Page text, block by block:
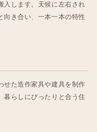
入します。天候に左右され
向き合い、一本一本の特性
せた造作家具や建具を制作
暮らしにぴったりと合う住